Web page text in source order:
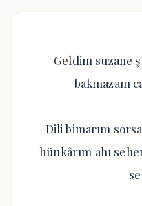
Geldim suzane
bakmazam
Dili bimarım
hünkârım ahı